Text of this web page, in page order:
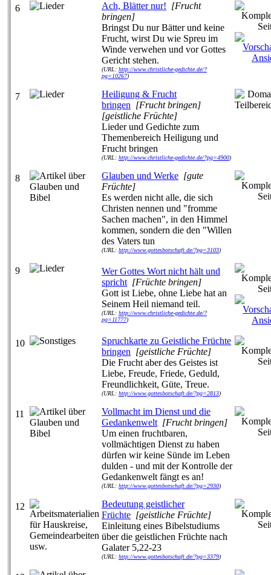
6 Ach, Blätter nur! [Frucht
bringen]
Bringst Du nur Bätter und keine
Frucht, wirst Du wie Spreu im
Winde verwehen und vor Gottes
Gericht stehen.
(URL: http://www.christliche-gedichte.de/?
pg=10267)
7
Heiligung & Frucht
bringen [Frucht bringen]
[geistliche Früchte]
Lieder und Gedichte zum
Themenbereich Heiligung und
Frucht bringen
(URL: http://www.christliche-gedichte.de/?pg=4900)
8 Glauben und Werke [gute
Früchte]
Es werden nicht alle, die sich
Christen nennen und "fromme
Sachen machen", in den Himmel
kommen, sondern die den "Willen
des Vaters tun
(URL: http://www.gottesbotschaft.de/?pg=3103)
9
Wer Gottes Wort nicht hält und
spricht [Früchte bringen]
Gott ist Liebe, ohne Liebe hat an
Seinem Heil niemand teil.
(URL: http://www.christliche-gedichte.de/?
pg=11777)
10
Spruchkarte zu Geistliche Früchte
bringen [geistliche Früchte]
Die Frucht aber des Geistes ist
Liebe, Freude, Friede, Geduld,
Freundlichkeit, Güte, Treue.
(URL: http://www.gottesbotschaft.de/?pg=2813)
11
Vollmacht im Dienst und die
Gedankenwelt [Frucht bringen]
Um einen fruchtbaren,
vollmächtigen Dienst zu haben
dürfen wir keine Sünde im Leben
dulden - und mit der Kontrolle der
Gedankenwelt fängt es an!
(URL: http://www.gottesbotschaft.de/?pg=2930)
12
Bedeutung geistlicher
Früchte [geistliche Früchte]
Einleitung eines Bibelstudiums
über die geistlichen Früchte nach
Galater 5,22-23
(URL: http://www.gottesbotschaft.de/?pg=3379)